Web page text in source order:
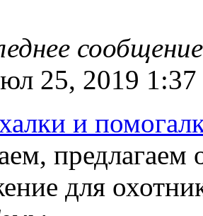
сообщение
25, 2019 1:37
и
предлагаем
для